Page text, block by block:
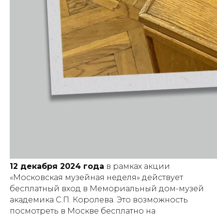
12 декабря 2024 года в рамках акции
«Московская музейная неделя» действует
бесплатный вход в Мемориальный дом-музей
академика С.П. Королева. Это возможность
посмотреть в Москве бесплатно на